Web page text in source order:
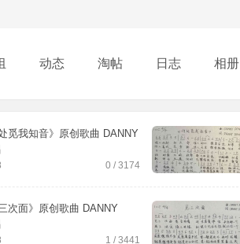
动态 淘帖 日志 相册
觅我知音》原创歌曲 DANNY
0 / 3174
次面》原创歌曲 DANNY
1 / 3441